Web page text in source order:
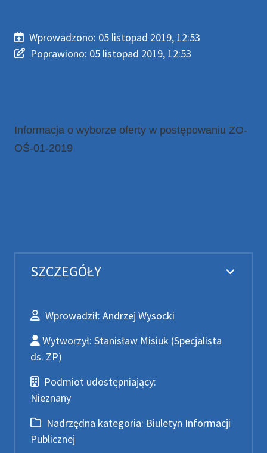
Wprowadzono
Wprowadzono: 05 listopad 2019, 12:53
Poprawiono
Poprawiono: 05 listopad 2019, 12:53
Informacja o wyborze oferty w postępowaniu ZO-
OŚ-01-2019
SZCZEGÓŁY
Wprowadził
Wprowadził: Andrzej Wysocki
Wytworzył
Wytworzył: Stanisław Misiuk (Specjalista
ds. ZP)
Podmiot udostępniający
Podmiot udostępniający:
Nieznany
Nadrzędna kategoria
Nadrzędna kategoria: Biuletyn Informacji
Publicznej